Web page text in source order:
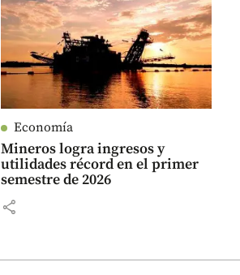
Economía
Mineros logra ingresos y
utilidades récord en el primer
semestre de 2026
share